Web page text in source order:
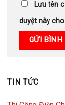
Lưu tên
duyệt này
TIN TỨC